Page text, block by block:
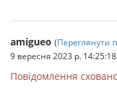
amigueo (Переглянути
9 вересня 2023 р. 14:25:18
Повідомлення